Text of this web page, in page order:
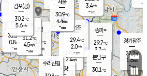
과천
29.0℃
2.4m/s
- mm
경기광주
27.2℃
1.6m/s
-mm
-
의왕
- ℃
-m/s
mm
광명
31.0
℃
2.7 m/s
-mm
부천
31.1℃
0.8m/s
-mm
구로
31.2℃
4.5m/s
-mm
- mm 3.4m/s
-mm
송파*
29.7℃
3.7m/s
-mm
서초
29.4℃
2.0m/s
-mm
수리산길
분당구
30.1℃
김포(공)
30.2℃
5.6m/s
-mm
서울
30.9℃
4.4m/s
-mm